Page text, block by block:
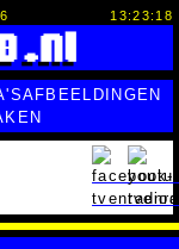
13:23:18
AFBEELDINGEN